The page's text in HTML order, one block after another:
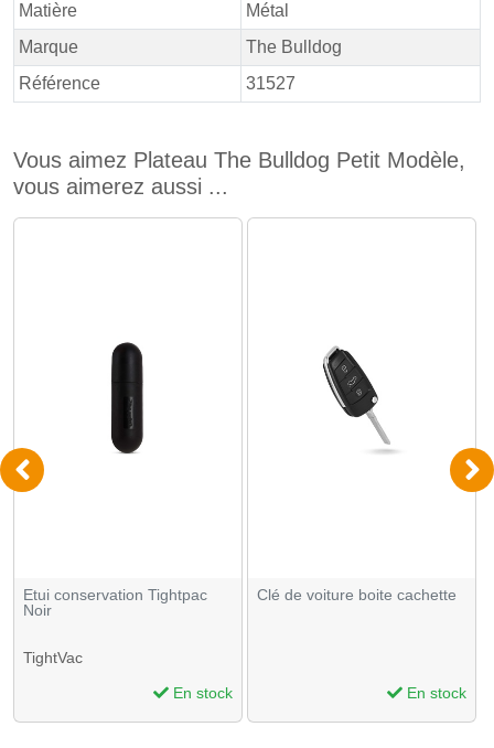
Matière
Métal
Marque
The Bulldog
Référence
31527
Vous aimez Plateau The Bulldog Petit Modèle,
vous aimerez aussi ...
Etui conservation Tightpac
Noir
TightVac
En stock
Clé de voiture boite cachette
En stock